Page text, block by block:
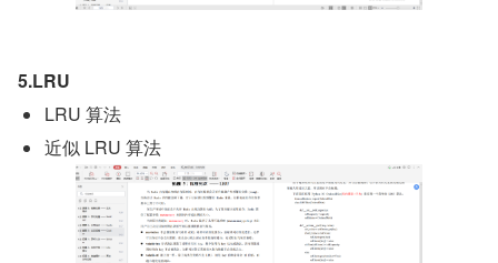
5.LRU
LRU 算法
近似 LRU 算法